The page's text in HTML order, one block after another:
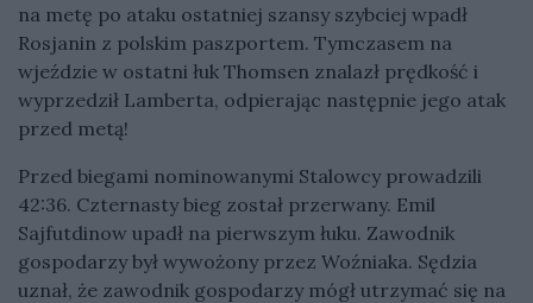
na metę po ataku ostatniej szansy szybciej wpadł
Rosjanin z polskim paszportem. Tymczasem na
wjeździe w ostatni łuk Thomsen znalazł prędkość i
wyprzedził Lamberta, odpierając następnie jego atak
przed metą!
Przed biegami nominowanymi Stalowcy prowadzili
42:36. Czternasty bieg został przerwany. Emil
Sajfutdinow upadł na pierwszym łuku. Zawodnik
gospodarzy był wywożony przez Woźniaka. Sędzia
uznał, że zawodnik gospodarzy mógł utrzymać się na